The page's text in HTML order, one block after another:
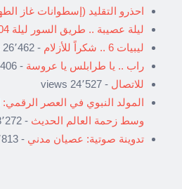
احذرو التقليد (إسطوانات غاز
ليلة عصيبة .. طريق السور ليلة 04-11-2012
ليبيات 6 .. شكراً للأزلام
- 26٬462 views
راب .. يا طرابلس يا عروسة - 25٬406 views
للاتصال - 24٬527 views
المولد النبوي في العصر الرقمي:
وسط زحمة العالم الحديث - 23٬272 views
تدوينة صوتية: عصيان مدني - 22٬813 views